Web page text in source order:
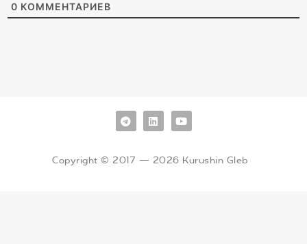
0 КОММЕНТАРИЕВ
Copyright © 2017 — 2026 Kurushin Gleb